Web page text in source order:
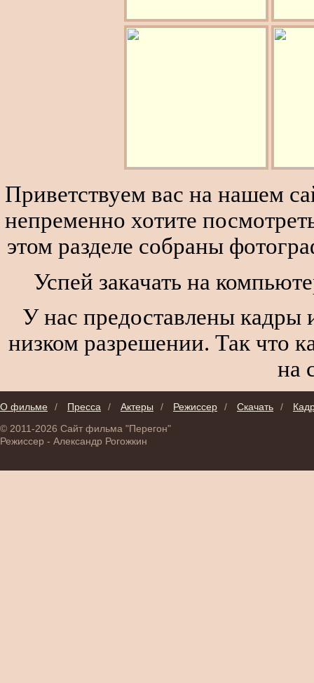
Приветствуем вас на нашем
непременно хотите
этом разделе собраны
Успей закачать на
У нас предоставлены кадры
низком разрешении. Так что
на
О фильме / Пресса / Актеры / Режиссер / Скачать /
© 2011-2026 Сайт фильма "Перегон"
Режиссер - Александр Рогожкин